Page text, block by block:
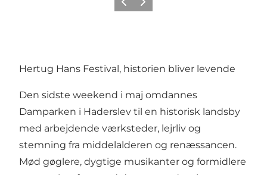
ForrigeNæste
Hertug Hans Festival, historien bliver levende
Den sidste weekend i maj omdannes
Damparken i Haderslev til en historisk landsby
med arbejdende værksteder, lejrliv og
stemning fra middelalderen og renæssancen.
Mød gøglere, dygtige musikanter og formidlere